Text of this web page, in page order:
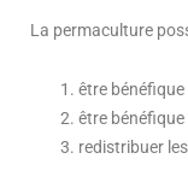
La permaculture
être
être bénéfique
redistribuer